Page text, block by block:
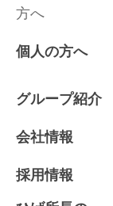
方へ
個人の方へ
グループ紹介
会社情報
採用情報